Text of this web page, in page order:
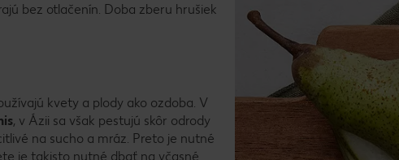
bez otlačenín. Doba zberu hrušiek
kvety a plody ako ozdoba. V
, v Ázii sa však pestujú skôr odrody
na sucho a mráz. Preto je nutné
je takisto nutné dbať na včasné